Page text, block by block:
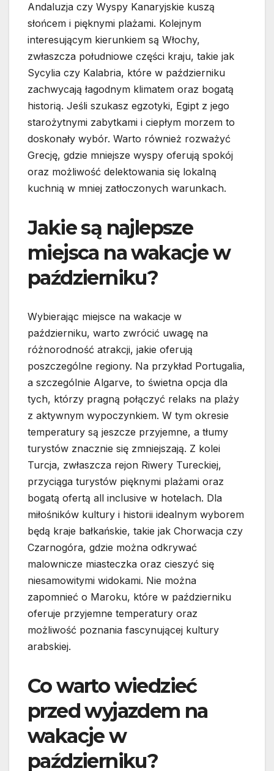
Andaluzja czy Wyspy Kanaryjskie kuszą
słońcem i pięknymi plażami. Kolejnym
interesującym kierunkiem są Włochy,
zwłaszcza południowe części kraju, takie jak
Sycylia czy Kalabria, które w październiku
zachwycają łagodnym klimatem oraz bogatą
historią. Jeśli szukasz egzotyki, Egipt z jego
starożytnymi zabytkami i ciepłym morzem to
doskonały wybór. Warto również rozważyć
Grecję, gdzie mniejsze wyspy oferują spokój
oraz możliwość delektowania się lokalną
kuchnią w mniej zatłoczonych warunkach.
Jakie są najlepsze
miejsca na wakacje w
październiku?
Wybierając miejsce na wakacje w
październiku, warto zwrócić uwagę na
różnorodność atrakcji, jakie oferują
poszczególne regiony. Na przykład Portugalia,
a szczególnie Algarve, to świetna opcja dla
tych, którzy pragną połączyć relaks na plaży
z aktywnym wypoczynkiem. W tym okresie
temperatury są jeszcze przyjemne, a tłumy
turystów znacznie się zmniejszają. Z kolei
Turcja, zwłaszcza rejon Riwery Tureckiej,
przyciąga turystów pięknymi plażami oraz
bogatą ofertą all inclusive w hotelach. Dla
miłośników kultury i historii idealnym wyborem
będą kraje bałkańskie, takie jak Chorwacja czy
Czarnogóra, gdzie można odkrywać
malownicze miasteczka oraz cieszyć się
niesamowitymi widokami. Nie można
zapomnieć o Maroku, które w październiku
oferuje przyjemne temperatury oraz
możliwość poznania fascynującej kultury
arabskiej.
Co warto wiedzieć
przed wyjazdem na
wakacje w
październiku?